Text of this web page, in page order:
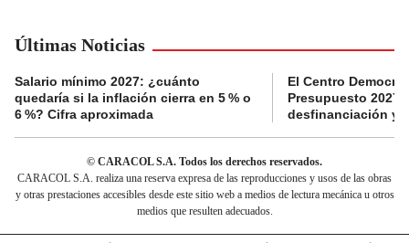
Últimas Noticias
Salario mínimo 2027: ¿cuánto
quedaría si la inflación cierra en 5 % o
6 %? Cifra aproximada
El Centro
Presupuesto 2027
desfinanciación y
© CARACOL S.A. Todos los derechos reservados.
CARACOL S.A. realiza una reserva expresa de las reproducciones y usos de las obras
y otras prestaciones accesibles desde este sitio web a medios de lectura mecánica u otros
medios que resulten adecuados.